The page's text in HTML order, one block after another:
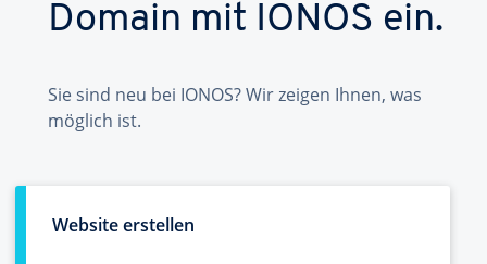
Domain mit IONOS ein.
Sie sind neu bei IONOS? Wir zeigen Ihnen, was
möglich ist.
Website erstellen